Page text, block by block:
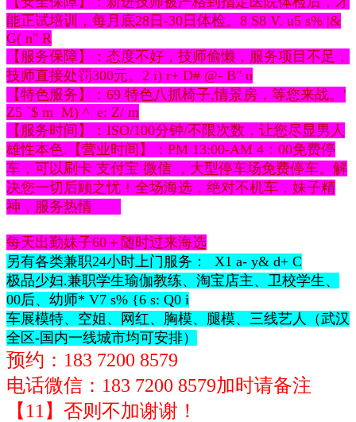
能正试培训，每月底28日-30日体检。 8 S8 V. u5 s% |&
G( n" R
【服务保障】：态度不好，技师偷懒，服务项目不足，
技师直接处罚300元。 2 i) r+ D# @- B" u
【特色服务】：69 特色八抓椅子,情景房，等您来战。 '
Z5 `$ m M) ^ e: Z/ m
【服务时间】：ISO/100分钟/不限次数，让您尽显男人
雄性本色.【营业时间】：PM 13:00-AM 4：00免费停
车，可以刷卡 支付宝 微信 ，大型停车场免费停车。解
决您一切后顾之忧！全场海选，绝对不机车，妹子精
神，服务热情
每天出勤妹子60＋随时过来海选
另有各类兼职24小时上门服务：
X1 a- y& d+ C
极品少妇.兼职学生瑜伽教练、淘宝店主、卫校学生、
00后、幼师* V7 s% {6 s: Q0 i
车展模特、空姐、网红、胸模、腿模、三线艺人（武汉
全区-国内一线城市均可安排）
预约：183 7200 8579
电话微信： 183 7200 8579加时请备注
【11】否则不加谢谢！